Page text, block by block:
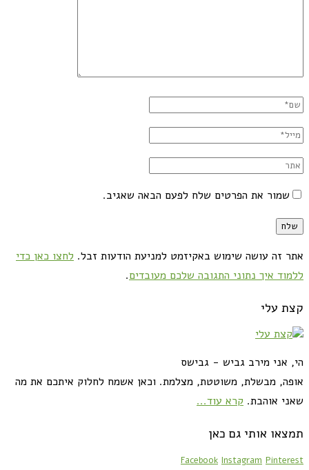
שמור את הפרטים שלח לפעם הבאה שאגיב.
אתר זה עושה שימוש באקיזמט למניעת הודעות זבל. לחצו כאן כדי
ללמוד איך נתוני התגובה שלכם מעובדים.
קצת עלי
הי, אני מירב גביש - גבישס
אופה, מבשלת, משוטטת, מצלמת. וכאן אשמח לחלוק איתכם את מה
שאני אוהבת. קרא עוד...
תמצאו אותי גם כאן
Facebook Instagram Pinterest